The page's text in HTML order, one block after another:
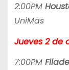
2:00PM
UniMas
Jueves 2 de
7:00PM